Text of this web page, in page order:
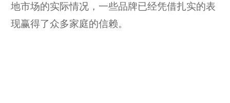
地市场的实际情况，一些品牌已经凭借扎实的表
现赢得了众多家庭的信赖。